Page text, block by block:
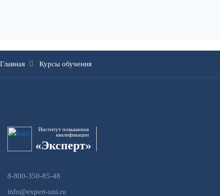
Главная Курсы обучения
Институт повышения
квалификации
«Эксперт»
8-800-350-85-48
info@expert-uni.ru